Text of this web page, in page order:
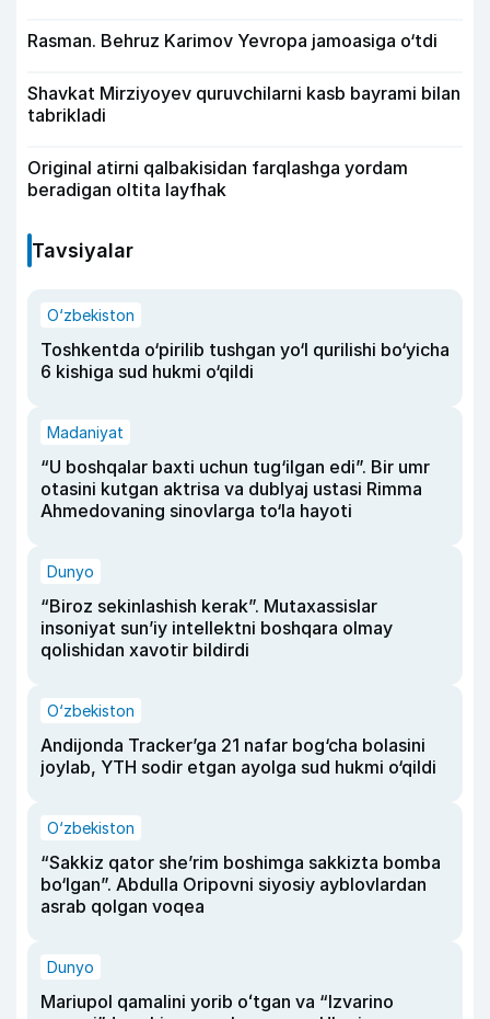
Rasman. Behruz Karimov Yevropa jamoasiga o‘tdi
Shavkat Mirziyoyev quruvchilarni kasb bayrami bilan
tabrikladi
Original atirni qalbakisidan farqlashga yordam
beradigan oltita layfhak
Tavsiyalar
O‘zbekiston
Toshkentda o‘pirilib tushgan yo‘l qurilishi bo‘yicha
6 kishiga sud hukmi o‘qildi
Madaniyat
“U boshqalar baxti uchun tug‘ilgan edi”. Bir umr
otasini kutgan aktrisa va dublyaj ustasi Rimma
Ahmedovaning sinovlarga to‘la hayoti
Dunyo
“Biroz sekinlashish kerak”. Mutaxassislar
insoniyat sun’iy intellektni boshqara olmay
qolishidan xavotir bildirdi
O‘zbekiston
Andijonda Tracker’ga 21 nafar bog‘cha bolasini
joylab, YTH sodir etgan ayolga sud hukmi o‘qildi
O‘zbekiston
“Sakkiz qator she’rim boshimga sakkizta bomba
bo‘lgan”. Abdulla Oripovni siyosiy ayblovlardan
asrab qolgan voqea
Dunyo
Mariupol qamalini yorib oʻtgan va “Izvarino